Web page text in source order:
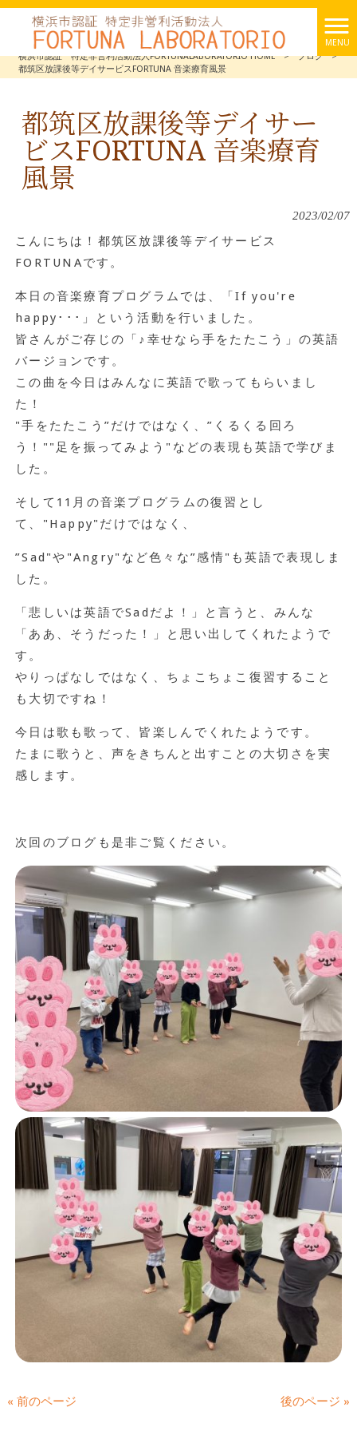
MENU
横浜市認証 特定非営利活動法人FORTUNALABORATORIO HOME
> ブログ
>
都筑区放課後等デイサービスFORTUNA 音楽療育風景
都筑区放課後等デイサー
ビスFORTUNA 音楽療育
風景
2023/02/07
こんにちは！都筑区放課後等デイサービス
FORTUNAです。
本日の音楽療育プログラムでは、「If you're
happy･･･」という活動を行いました。
皆さんがご存じの「♪幸せなら手をたたこう」の英語
バージョンです。
この曲を今日はみんなに英語で歌ってもらいまし
た！
"手をたたこう”だけではなく、”くるくる回ろ
う！""足を振ってみよう"などの表現も英語で学びま
した。
そして11月の音楽プログラムの復習とし
て、"Happy"だけではなく、
”Sad"や"Angry"など色々な”感情"も英語で表現しま
した。
「悲しいは英語でSadだよ！」と言うと、みんな
「ああ、そうだった！」と思い出してくれたようで
す。
やりっぱなしではなく、ちょこちょこ復習すること
も大切ですね！
今日は歌も歌って、皆楽しんでくれたようです。
たまに歌うと、声をきちんと出すことの大切さを実
感します。
次回のブログも是非ご覧ください。
« 前のページ 後のページ »